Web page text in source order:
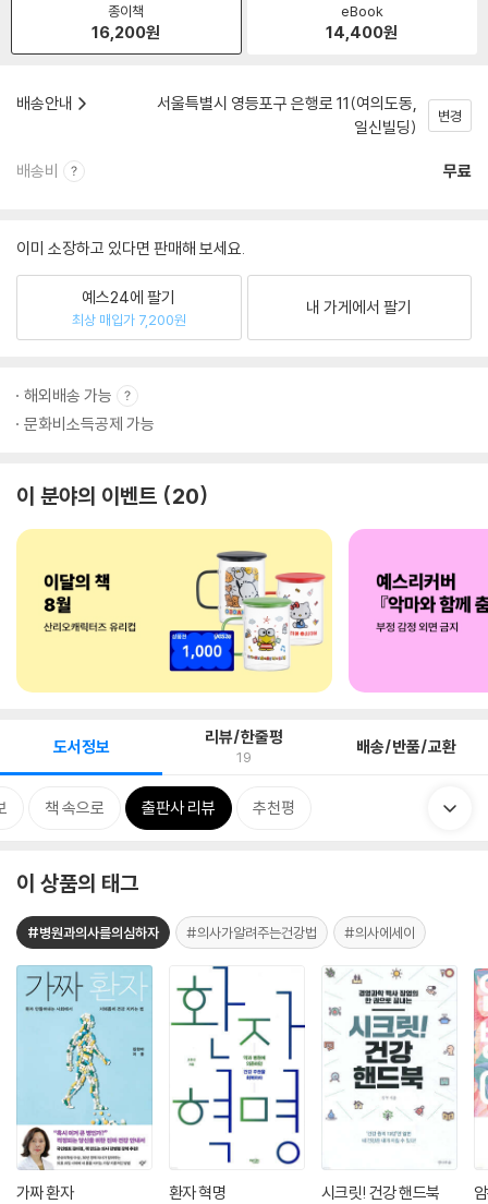
종이책
16,200원
eBook
14,400원
배송안내
서울특별시 영등포구 은행로 11(여의도동,
일신빌딩)
변경
배송비 무료
이미 소장하고 있다면 판매해 보세요.
예스24에 팔기
최상 매입가 7,200원
내 가게에서 팔기
해외배송 가능
문화비소득공제 가능
이 분야의 이벤트 20
도서정보 리뷰/한줄평
19 배송/반품/교환
책 속으로 출판사 리뷰 추천평
이 상품의 태그
#병원과의사를의심하자 #의사가알려주는건강법 #의사에세이
가짜 환자 환자 혁명 시크릿! 건강 핸드북